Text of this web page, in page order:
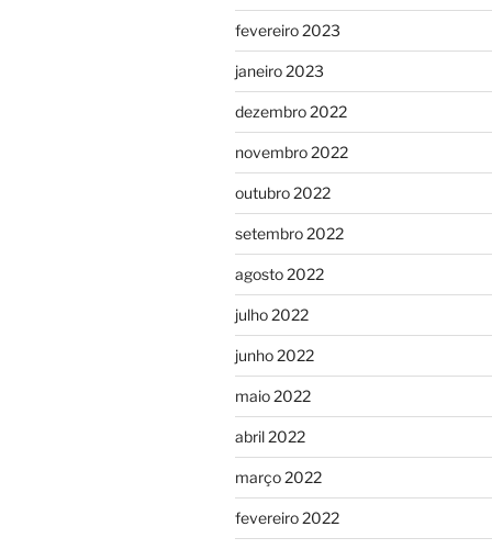
fevereiro 2023
janeiro 2023
dezembro 2022
novembro 2022
outubro 2022
setembro 2022
agosto 2022
julho 2022
junho 2022
maio 2022
abril 2022
março 2022
fevereiro 2022